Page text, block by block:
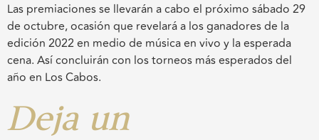
Las premiaciones se llevarán a cabo el próximo sábado 29
de octubre, ocasión que revelará a los ganadores de la
edición 2022 en medio de música en vivo y la esperada
cena. Así concluirán con los torneos más esperados del
año en Los Cabos.
Deja un